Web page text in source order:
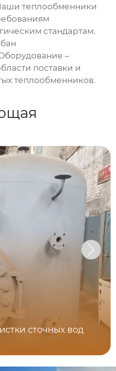
теплообменники
стандартам.
–
поставки и
теплообменников.
сточных вод